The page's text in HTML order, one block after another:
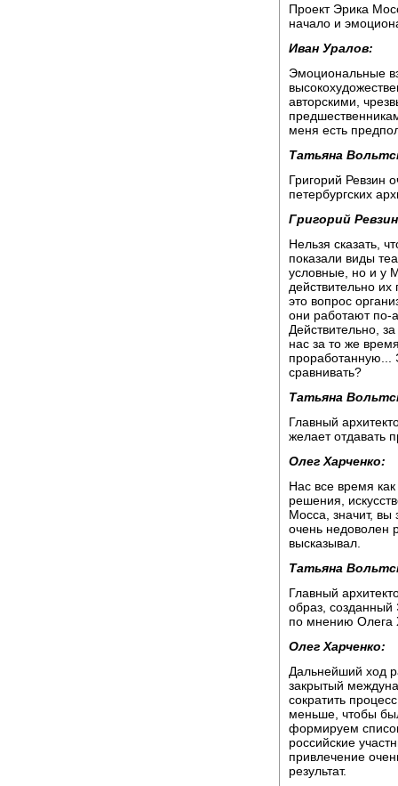
Проект Эрика
начало и
Иван Уралов:
Эмоциональные
авторскими,
меня есть
Татьяна
Григорий Ревзин
петербургских
Григорий
Нельзя сказать,
показали виды
условные, но и у
действительно
это вопрос
они работают по-
Действительно,
нас за то же
проработанную...
сравнивать?
Татьяна
Главный
желает отдавать
Олег Харченко:
Нас все время как
решения,
Мосса, значит, вы
очень недоволен
высказывал.
Татьяна
Главный
образ,
по мнению Олега
Олег Харченко:
Дальнейший ход
закрытый
сократить
меньше, чтобы
формируем
российские
привлечение
результат.